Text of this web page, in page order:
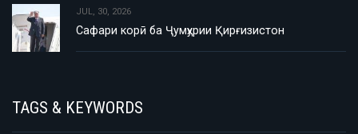
JUL, 30, 2026
Сафари корӣ ба Ҷумҳурии Қирғизистон
TAGS & KEYWORDS